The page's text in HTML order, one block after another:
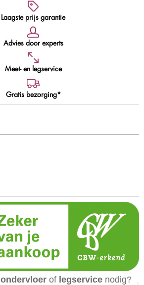
Laagste prijs garantie
Advies door experts
Meet- en legservice
Gratis bezorging*
ondervloer of legservice nodig?